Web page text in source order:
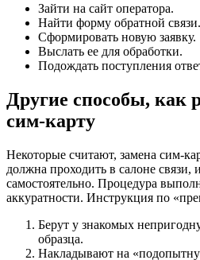
Зайти на сайт оператора.
Найти форму обратной связи.
Сформировать новую заявку.
Выслать ее для обработки.
Подождать поступления
Другие способы, как
сим-карту
Некоторые считают, замена сим-
должна проходить в салоне связи,
самостоятельно. Процедура
аккуратности. Инструкция по
Берут у знакомых
образца.
Накладывают на